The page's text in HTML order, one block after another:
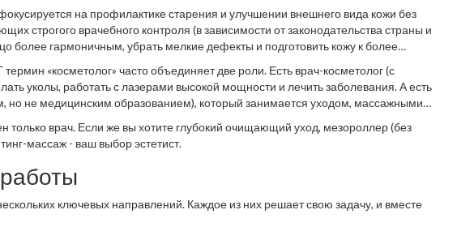
на профилактике старения и улучшении внешнего вида кожи без
строгого врачебного контроля (в зависимости от законодательства страны и
более гармоничным, убрать мелкие дефекты и подготовить кожу к более
«косметолог» часто объединяет две роли. Есть врач-косметолог (с
уколы, работать с лазерами высокой мощности и лечить заболевания. А есть
но не медицинским образованием), который занимается уходом, массажными
только врач. Если же вы хотите глубокий очищающий уход, мезороллер (без
массаж - ваш выбор эстетист.
ключевых направлений. Каждое из них решает свою задачу, и вместе